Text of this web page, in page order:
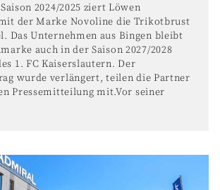
2024/2025 ziert Löwen
der Marke Novoline die Trikotbrust
Das Unternehmen aus Bingen bleibt
auch in der Saison 2027/2028
1. FC Kaiserslautern. Der
wurde verlängert, teilen die Partner
Pressemitteilung mit.Vor seiner